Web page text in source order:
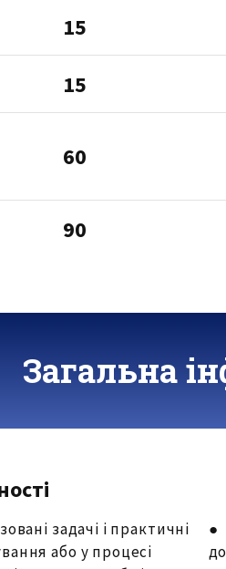
15
15
60
90
Загальна
задачі і практичні
або у процесі
●